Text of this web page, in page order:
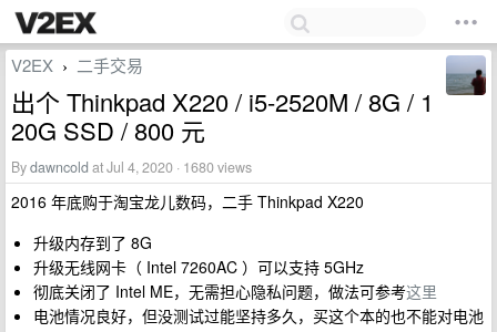
V2EX › 二手交易
出个 Thinkpad X220 / i5-2520M / 8G / 1
20G SSD / 800 元
Bydawncold at Jul 4, 2020 · 1680 views
2016 年底购于淘宝龙儿数码，二手 Thinkpad X220
升级内存到了 8G
升级无线网卡（ Intel 7260AC ）可以支持 5GHz
彻底关闭了 Intel ME，无需担心隐私问题，做法可参考这里
电池情况良好，但没测试过能坚持多久，买这个本的也不能对电池